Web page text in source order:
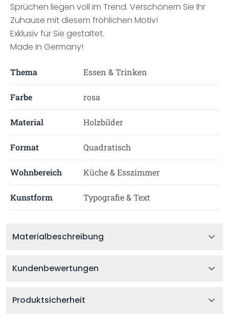
Sprüchen liegen voll im Trend. Verschönern Sie Ihr
Zuhause mit diesem fröhlichen Motiv!
Exklusiv für Sie gestaltet.
Made in Germany!
Thema Essen & Trinken
Farbe rosa
Material Holzbilder
Format Quadratisch
Wohnbereich Küche & Esszimmer
Kunstform Typografie & Text
Materialbeschreibung
Kundenbewertungen
Produktsicherheit